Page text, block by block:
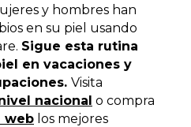
y hombres han
en su piel usando
Sigue esta rutina
en vacaciones y
Visita
nacional o compra
web los mejores